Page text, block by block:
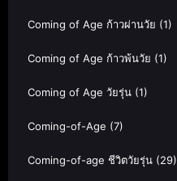
Coming of Age ก้าวผ่านวัย (1)
Coming of Age ก้าวพ้นวัย (1)
Coming of Age วัยรุ่น (1)
Coming-of-Age (7)
Coming-of-age ชีวิตวัยรุ่น (29)